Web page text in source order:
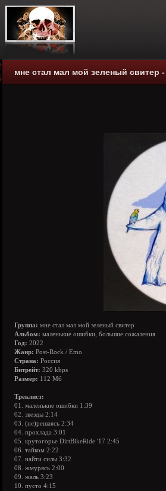
мне стал мал мой зеленый свитер
Группа: мне стал мал мой зеленый свитер
Альбом: маленькие ошибки, большие сожаления
Год: 2022
Жанр: Post-Rock / Emo
Страна: Россия
Битрейт: 320 kbps
Размер: 112 Мб
Треклист:
01. маленькие ошибки 1:39
02. звезды 2:14
03. (не)решаясь 2:34
04. прохлада 3:01
05. крутогорье DirtBikeRide '17 2:45
06. тайком 2:22
07. найти силы 3:32
08. жмурясь 2:00
09. жаль 3:23
10. пусто 4:15